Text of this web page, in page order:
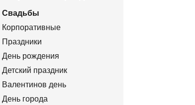
Свадьбы
Корпоративные
Праздники
День рождения
Детский праздник
Валентинов день
День города